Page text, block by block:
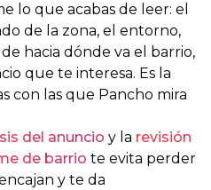
lo que acabas de leer: el
de la zona, el entorno,
de hacia dónde va el barrio,
que te interesa. Es la
con las que Pancho mira
del anuncio y la revisión
de barrio te evita perder
y te da